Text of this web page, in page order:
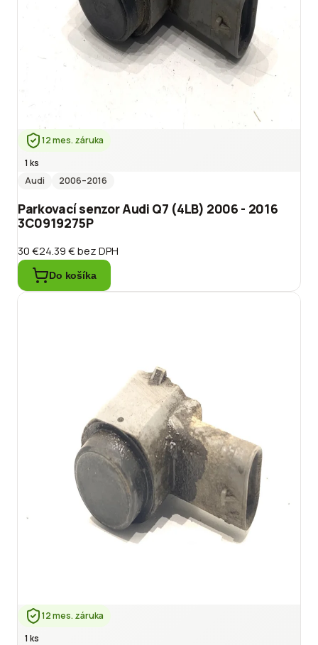
12 mes. záruka
1 ks
Audi
2006–2016
Parkovací senzor Audi Q7 (4LB) 2006 - 2016
3C0919275P
30 €24.39 €bez DPH
Do košíka
12 mes. záruka
1 ks